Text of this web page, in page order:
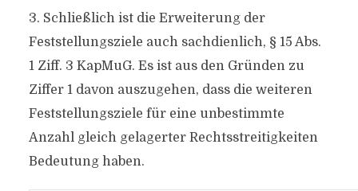
3. Schließlich ist die Erweiterung der
Feststellungsziele auch sachdienlich, § 15 Abs.
1 Ziff. 3 KapMuG. Es ist aus den Gründen zu
Ziffer 1 davon auszugehen, dass die weiteren
Feststellungsziele für eine unbestimmte
Anzahl gleich gelagerter Rechtsstreitigkeiten
Bedeutung haben.